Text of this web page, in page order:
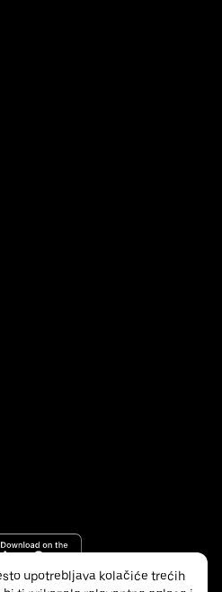
upotrebljava kolačiće trećih